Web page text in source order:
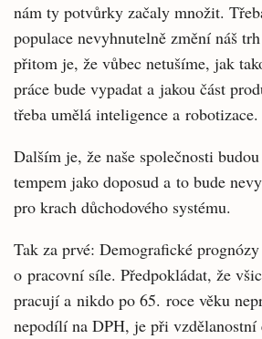
nám ty potvůrky začaly množit.
populace nevyhnutelně změní náš
přitom je, že vůbec netušíme, jak
práce bude vypadat a jakou část
třeba umělá inteligence a robotizace.
Dalším je, že naše společnosti
tempem jako doposud a to bude
pro krach důchodového systému.
Tak za prvé: Demografické
o pracovní síle. Předpokládat, že
pracují a nikdo po 65. roce věku
nepodílí na DPH, je při vzdělanostní